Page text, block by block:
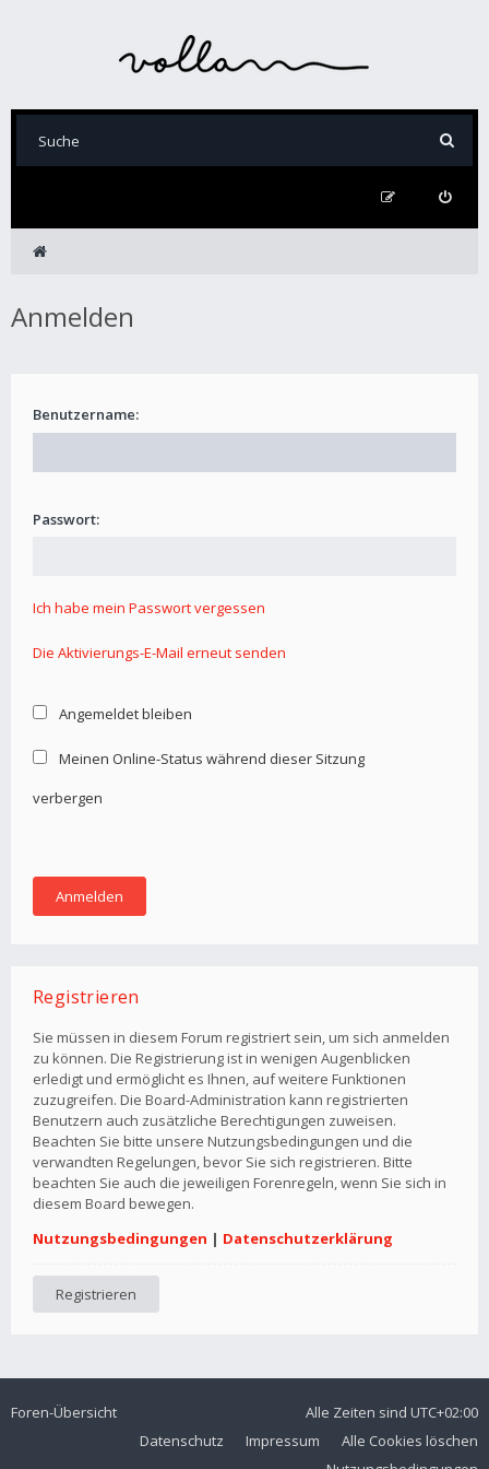
Anmelden
Benutzername:
Passwort:
Ich habe mein Passwort vergessen
Die Aktivierungs-E-Mail erneut senden
Angemeldet bleiben
Meinen Online-Status während dieser Sitzung
verbergen
Registrieren
Sie müssen in diesem Forum registriert sein, um sich anmelden
zu können. Die Registrierung ist in wenigen Augenblicken
erledigt und ermöglicht es Ihnen, auf weitere Funktionen
zuzugreifen. Die Board-Administration kann registrierten
Benutzern auch zusätzliche Berechtigungen zuweisen.
Beachten Sie bitte unsere Nutzungsbedingungen und die
verwandten Regelungen, bevor Sie sich registrieren. Bitte
beachten Sie auch die jeweiligen Forenregeln, wenn Sie sich in
diesem Board bewegen.
Nutzungsbedingungen | Datenschutzerklärung
Registrieren
Foren-Übersicht Alle Zeiten sind UTC+02:00
Alle Cookies löschen
Impressum
Datenschutz